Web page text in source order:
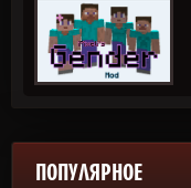
ПОПУЛЯРНОЕ